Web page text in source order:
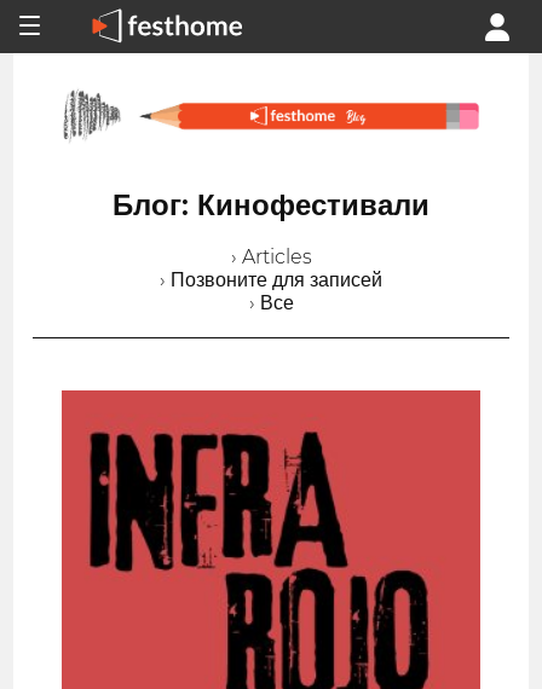
Блог: Кинофестивали
› Articles
› Позвоните для записей
› Все